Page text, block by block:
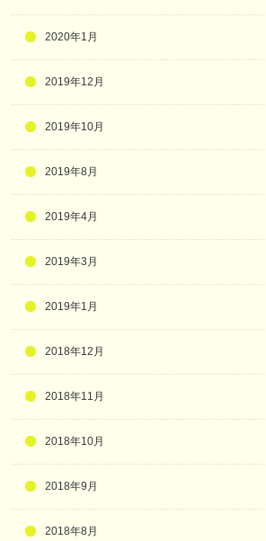
2020年1月
2019年12月
2019年10月
2019年8月
2019年4月
2019年3月
2019年1月
2018年12月
2018年11月
2018年10月
2018年9月
2018年8月